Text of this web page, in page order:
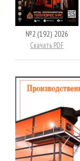
№2 (192) 2026
Скачать PDF